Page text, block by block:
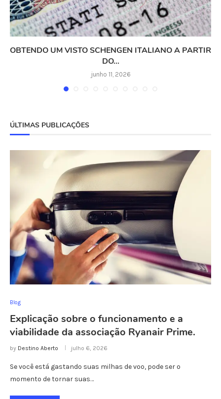
OBTENDO UM VISTO SCHENGEN ITALIANO A PARTIR
DO...
junho 11, 2026
ÚLTIMAS PUBLICAÇÕES
Blog
Explicação sobre o funcionamento e a
viabilidade da associação Ryanair Prime.
by Destino Aberto julho 6, 2026
Se você está gastando suas milhas de voo, pode ser o
momento de tornar suas…